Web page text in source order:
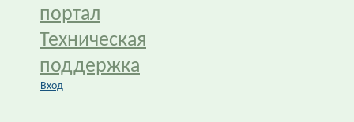
портал
Техническая
поддержка
Вход